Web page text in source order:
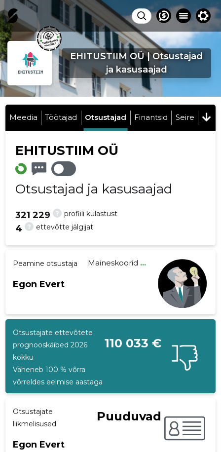
EHITUSTIIM OÜ | Otsustajad
ja kasusaajad
Meedia Töötajad Otsustajad Finantsid Seire
EHITUSTIIM OÜ
Otsustajad ja kasusaajad
? profiili külastust
321 229
? ettevõtte jälgijat
4
Peamine otsustaja
Egon Evert
Maineskoorid ...
Otsustajate ettevõtete
prognooskäibed 2026
kokku
110 033 €
Väheneb 100 % võrra
võrreldes eelmise aastaga
Otsustajate
liikmelisused
Egon Evert
Puuduvad